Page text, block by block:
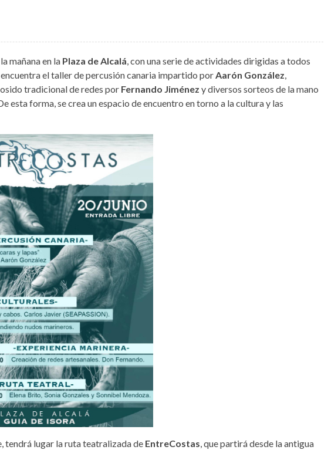
mañana en la Plaza de Alcalá, con una serie de actividades dirigidas a todos
el taller de percusión canaria impartido porAarón González,
tradicional de redes por Fernando Jiménez y diversos sorteos de la mano
esta forma, se crea un espacio de encuentro en torno a la cultura y las
tendrá lugar la ruta teatralizada de EntreCostas, que partirá desde la antigua